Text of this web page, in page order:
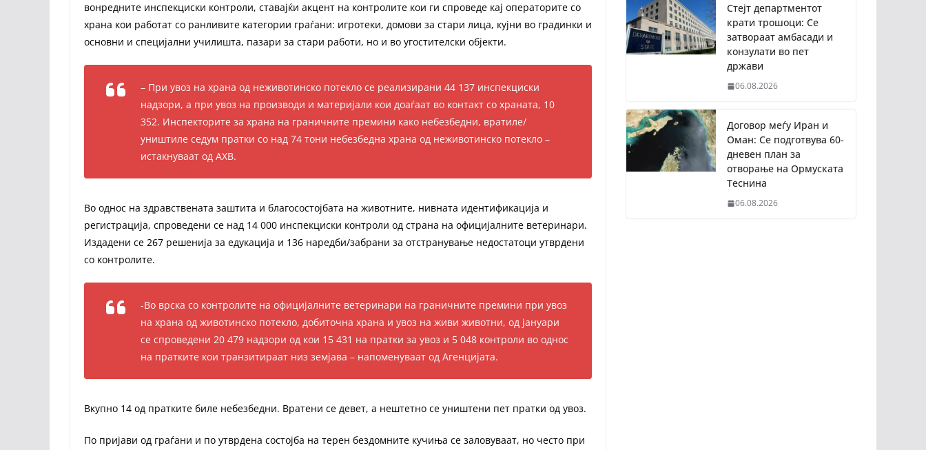
вонредните инспекциски контроли, ставајќи акцент на контролите кои ги спроведе кај операторите со
храна кои работат со ранливите категории граѓани: игротеки, домови за стари лица, кујни во градинки и
основни и специјални училишта, пазари за стари работи, но и во угостителски објекти.
– При увоз на храна од неживотинско потекло се реализирани 44 137 инспекциски
надзори, а при увоз на производи и материјали кои доаѓаат во контакт со храната, 10
352. Инспекторите за храна на граничните премини како небезбедни, вратиле/
уништиле седум пратки со над 74 тони небезбедна храна од неживотинско потекло –
истакнуваат од АХВ.
Во однос на здравствената заштита и благосостојбата на животните, нивната идентификација и
регистрација, спроведени се над 14 000 инспекциски контроли од страна на официјалните ветеринари.
Издадени се 267 решенија за едукација и 136 наредби/забрани за отстранување недостатоци утврдени
со контролите.
-Во врска со контролите на официјалните ветеринари на граничните премини при увоз
на храна од животинско потекло, добиточна храна и увоз на живи животни, од јануари
се спроведени 20 479 надзори од кои 15 431 на пратки за увоз и 5 048 контроли во однос
на пратките кои транзитираат низ земјава – напоменуваат од Агенцијата.
Вкупно 14 од пратките биле небезбедни. Вратени се девет, а нештетно се уништени пет пратки од увоз.
По пријави од граѓани и по утврдена состојба на терен бездомните кучиња се заловуваат, но често при
Стејт департментот
крати трошоци: Се
затвораат амбасади и
конзулати во пет
држави
06.08.2026
Договор меѓу Иран и
Оман: Се подготвува 60-
дневен план за
отворање на Ормуската
Теснина
06.08.2026